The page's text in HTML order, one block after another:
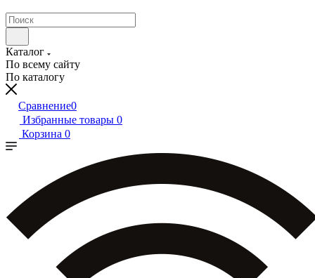
Каталог
По всему сайту
По каталогу
Сравнение0
Избранные товары 0
Корзина 0